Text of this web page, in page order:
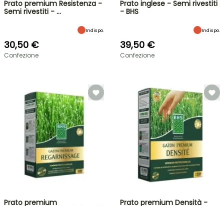
Prato premium Resistenza -
Semi rivestiti - …
Indispo.
30,50 €
Confezione
Prato inglese - Semi rivestiti
- BHS
Indispo.
39,50 €
Confezione
Prato premium
Prato premium Densità -